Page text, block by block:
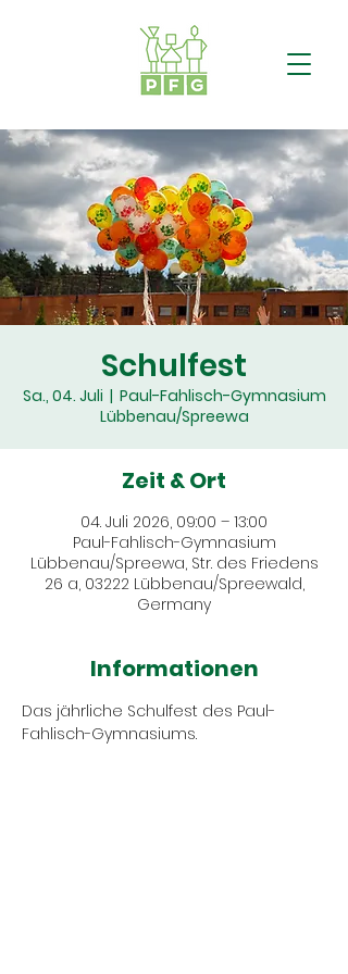
Schulfest
Sa., 04. Juli
  |
Paul-Fahlisch-Gymnasium
Lübbenau/Spreewa
Zeit & Ort
04. Juli 2026, 09:00 – 13:00
Paul-Fahlisch-Gymnasium
Lübbenau/Spreewa, Str. des Friedens
26 a, 03222 Lübbenau/Spreewald,
Germany
Informationen
Das jährliche Schulfest des Paul-
Fahlisch-Gymnasiums.